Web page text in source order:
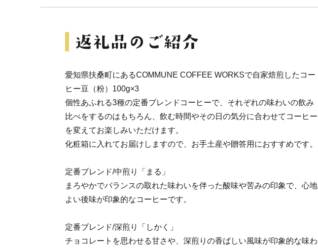
愛知県扶桑町にあるCOMMUNE COFFEE WORKSで自家焙煎したコー
ヒー豆（粉）100g×3
個性あふれる3種の定番ブレンドコーヒーで、それぞれの味わいの飲み
比べをするのはもちろん、飲む時間やその日の気分に合わせてコーヒー
を変えてお楽しみいただけます。
化粧箱に入れてお届けしますので、お手土産や贈答用におすすめです。
定番ブレンド/中煎り「まる」
まろやかでバランスの取れた味わいを伴った酸味や苦みの印象で、心地
よい後味が印象的なコーヒーです。
定番ブレンド/深煎り「しかく」
チョコレートを思わせる甘さや、深煎りの香ばしい風味が印象的な味わ